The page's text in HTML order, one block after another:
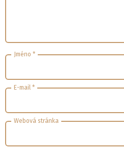
Jméno *
E-mail *
Webová stránka